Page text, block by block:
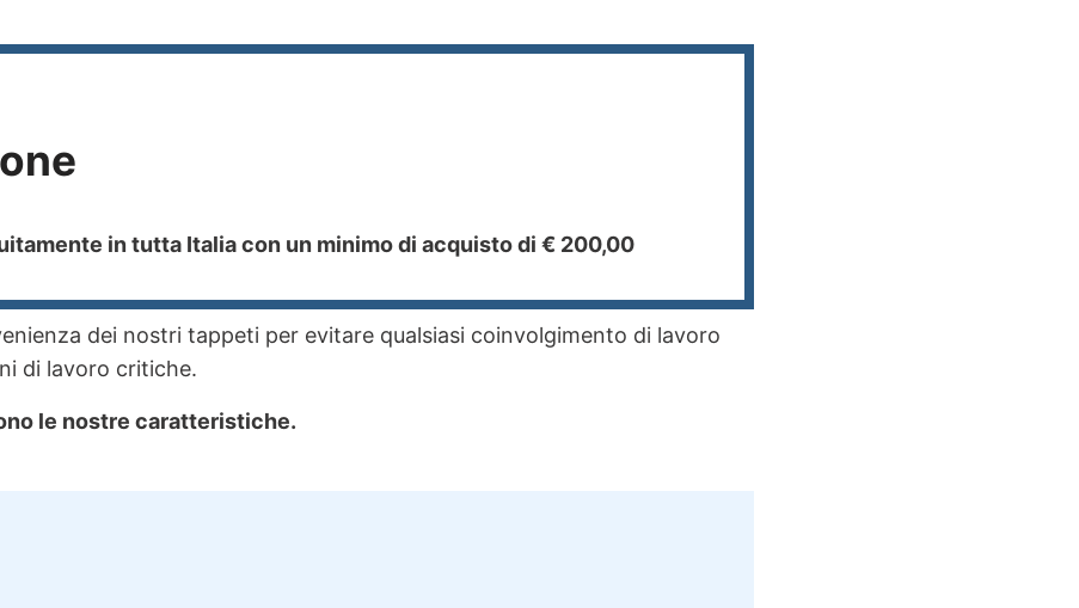
in tutta Italia con un minimo di acquisto di € 200,00
dei nostri tappeti per evitare qualsiasi coinvolgimento di lavoro
di lavoro critiche.
le nostre caratteristiche.